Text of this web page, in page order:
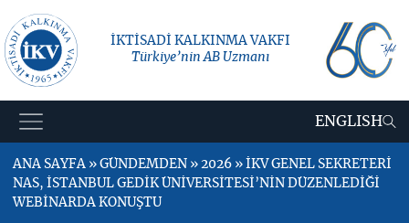
İKTİSADİ KALKINMA VAKFI
Türkiye’nin AB Uzmanı
ENGLISH
ANA SAYFA » GÜNDEMDEN » 2026 » İKV GENEL SEKRETERİ
NAS, İSTANBUL GEDİK ÜNİVERSİTESİ’NİN DÜZENLEDİĞİ
WEBİNARDA KONUŞTU